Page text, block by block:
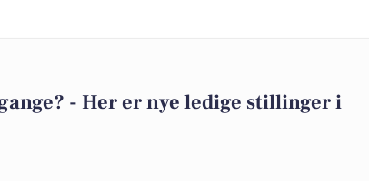
- Her er nye ledige stillinger i